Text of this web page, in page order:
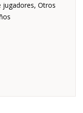
jugadores, Otros